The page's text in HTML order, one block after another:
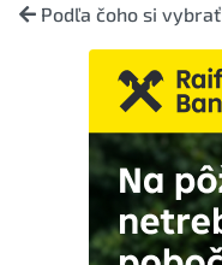
Podľa čoho si vybrať